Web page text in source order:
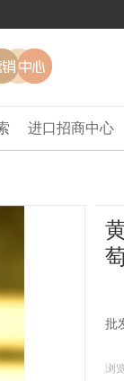
进口招商中心
批
浏